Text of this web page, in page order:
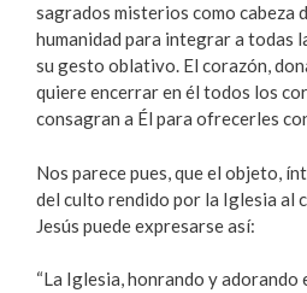
sagrados misterios como cabeza
humanidad para integrar a todas
su gesto oblativo. El corazón,
quiere encerrar en él todos los
consagran a Él para ofrecerles
Nos parece pues, que el objeto,
del culto rendido por la Iglesia al
Jesús puede expresarse así:
“La Iglesia, honrando y